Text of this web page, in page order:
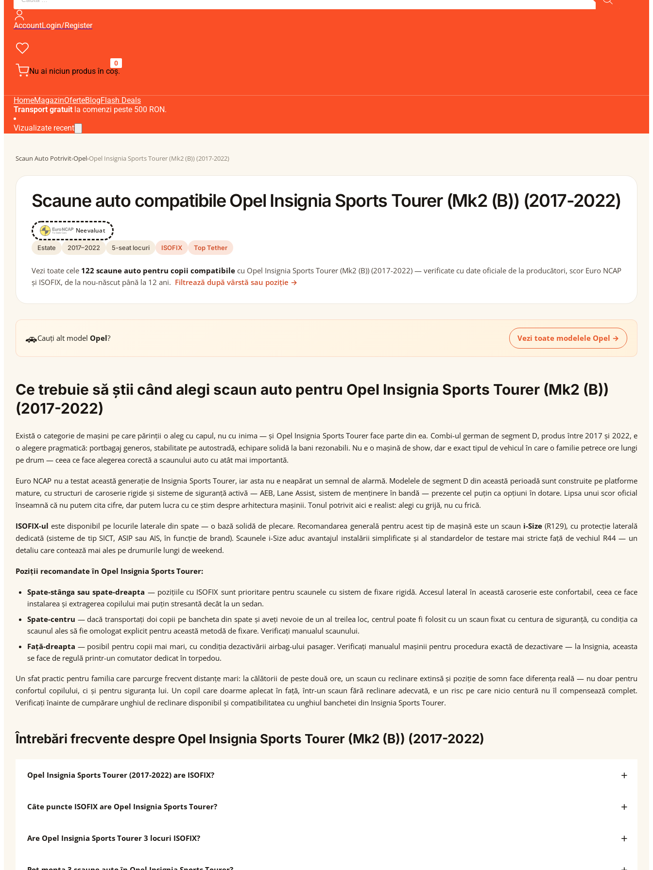
AccountLogin/Register
0
Nu ai niciun produs în coș.
HomeMagazinOferteBlogFlash Deals
Transport gratuit la comenzi peste 500 RON.
Vizualizate recent
Scaun Auto Potrivit›Opel›Opel Insignia Sports Tourer (Mk2 (B)) (2017-2022)
Scaune auto compatibile Opel Insignia Sports Tourer (Mk2 (B)) (2017-2022)
Neevaluat
Estate 2017–2022 5-seat locuri ISOFIX Top Tether
Vezi toate cele 122 scaune auto pentru copii compatibile cu Opel Insignia Sports Tourer (Mk2 (B)) (2017-2022) — verificate cu date oficiale de la producători, scor Euro NCAP
și ISOFIX, de la nou-născut până la 12 ani. Filtrează după vârstă sau poziție →
🚗Cauți alt model Opel? Vezi toate modelele Opel →
Ce trebuie să știi când alegi scaun auto pentru Opel Insignia Sports Tourer (Mk2 (B))
(2017-2022)
Există o categorie de mașini pe care părinții o aleg cu capul, nu cu inima — și Opel Insignia Sports Tourer face parte din ea. Combi-ul german de segment D, produs între 2017 și 2022, e
o alegere pragmatică: portbagaj generos, stabilitate pe autostradă, echipare solidă la bani rezonabili. Nu e o mașină de show, dar e exact tipul de vehicul în care o familie petrece ore lungi
pe drum — ceea ce face alegerea corectă a scaunului auto cu atât mai importantă.
Euro NCAP nu a testat această generație de Insignia Sports Tourer, iar asta nu e neapărat un semnal de alarmă. Modelele de segment D din această perioadă sunt construite pe platforme
mature, cu structuri de caroserie rigide și sisteme de siguranță activă — AEB, Lane Assist, sistem de menținere în bandă — prezente cel puțin ca opțiuni în dotare. Lipsa unui scor oficial
înseamnă că nu putem cita cifre, dar putem lucra cu ce știm despre arhitectura mașinii. Tonul potrivit aici e realist: alegi cu grijă, nu cu frică.
ISOFIX-ul este disponibil pe locurile laterale din spate — o bază solidă de plecare. Recomandarea generală pentru acest tip de mașină este un scaun i-Size(R129), cu protecție laterală
dedicată (sisteme de tip SICT, ASIP sau AIS, în funcție de brand). Scaunele i-Size aduc avantajul instalării simplificate și al standardelor de testare mai stricte față de vechiul R44 — un
detaliu care contează mai ales pe drumurile lungi de weekend.
Poziții recomandate în Opel Insignia Sports Tourer:
Spate-stânga sau spate-dreapta — pozițiile cu ISOFIX sunt prioritare pentru scaunele cu sistem de fixare rigidă. Accesul lateral în această caroserie este confortabil, ceea ce face
instalarea și extragerea copilului mai puțin stresantă decât la un sedan.
Spate-centru — dacă transportați doi copii pe bancheta din spate și aveți nevoie de un al treilea loc, centrul poate fi folosit cu un scaun fixat cu centura de siguranță, cu condiția ca
scaunul ales să fie omologat explicit pentru această metodă de fixare. Verificați manualul scaunului.
Față-dreapta — posibil pentru copii mai mari, cu condiția dezactivării airbag-ului pasager. Verificați manualul mașinii pentru procedura exactă de dezactivare — la Insignia, aceasta
se face de regulă printr-un comutator dedicat în torpedou.
Un sfat practic pentru familia care parcurge frecvent distanțe mari: la călătorii de peste două ore, un scaun cu reclinare extinsă și poziție de somn face diferența reală — nu doar pentru
confortul copilului, ci și pentru siguranța lui. Un copil care doarme aplecat în față, într-un scaun fără reclinare adecvată, e un risc pe care nicio centură nu îl compensează complet.
Verificați înainte de cumpărare unghiul de reclinare disponibil și compatibilitatea cu unghiul banchetei din Insignia Sports Tourer.
Întrebări frecvente despre Opel Insignia Sports Tourer (Mk2 (B)) (2017-2022)
Opel Insignia Sports Tourer (2017-2022) are ISOFIX?
Câte puncte ISOFIX are Opel Insignia Sports Tourer?
Are Opel Insignia Sports Tourer 3 locuri ISOFIX?